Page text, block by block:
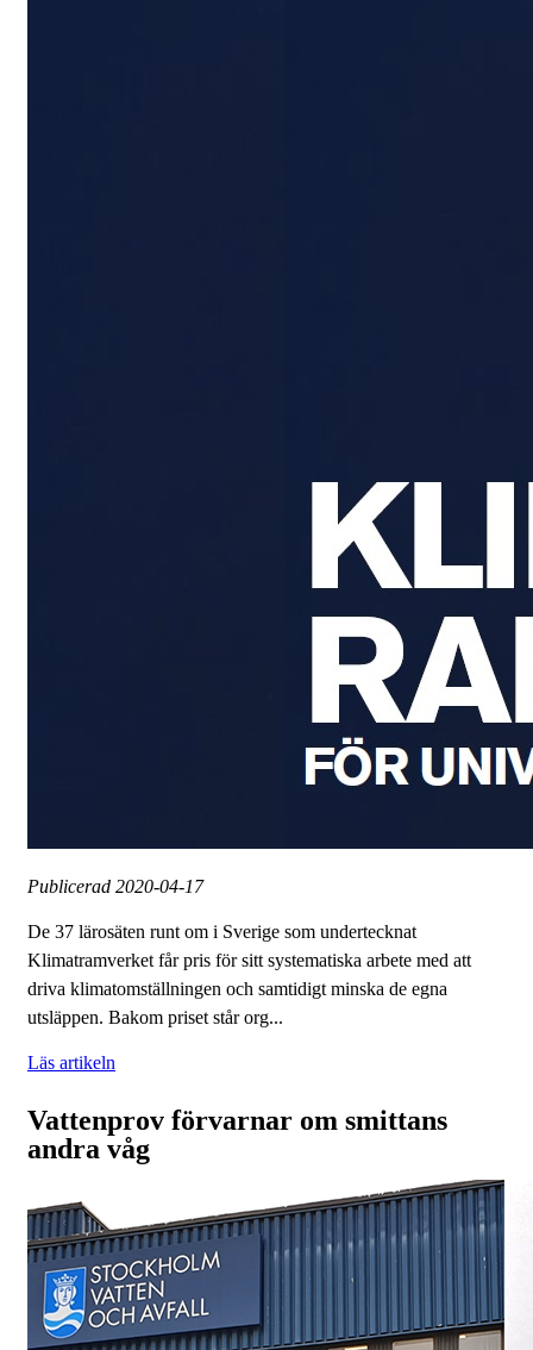
Publicerad 2020-04-17
De 37 lärosäten runt om i Sverige som undertecknat
Klimatramverket får pris för sitt systematiska arbete med att
driva klimatomställningen och samtidigt minska de egna
utsläppen. Bakom priset står org...
Läs artikeln
Vattenprov förvarnar om smittans
andra våg